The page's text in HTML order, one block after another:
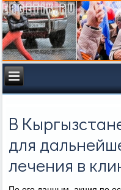
В
для
лечения в